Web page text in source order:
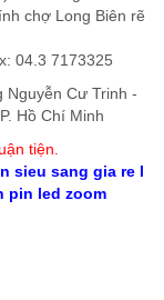
chợ Long Biên rẽ
04.3 7173325
Nguyễn Cư Trinh -
Hồ Chí Minh
tiện
sieu sang gia rel
pin led zoom